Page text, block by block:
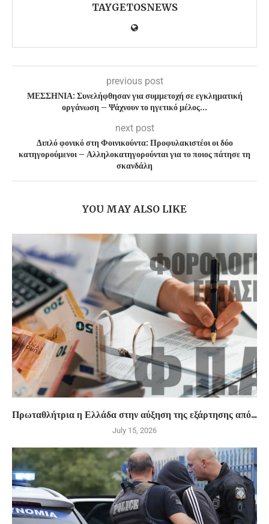
TAYGETOSNEWS
previous post
ΜΕΣΣΗΝΙΑ: Συνελήφθησαν για συμμετοχή σε εγκληματική
οργάνωση – Ψάχνουν το ηγετικό μέλος…
next post
Διπλό φονικό στη Φοινικούντα: Προφυλακιστέοι οι δύο
κατηγορούμενοι – Αλληλοκατηγορούνται για το ποιος πάτησε τη
σκανδάλη
YOU MAY ALSO LIKE
Πρωταθλήτρια η Ελλάδα στην αύξηση της εξάρτησης από...
July 15, 2026